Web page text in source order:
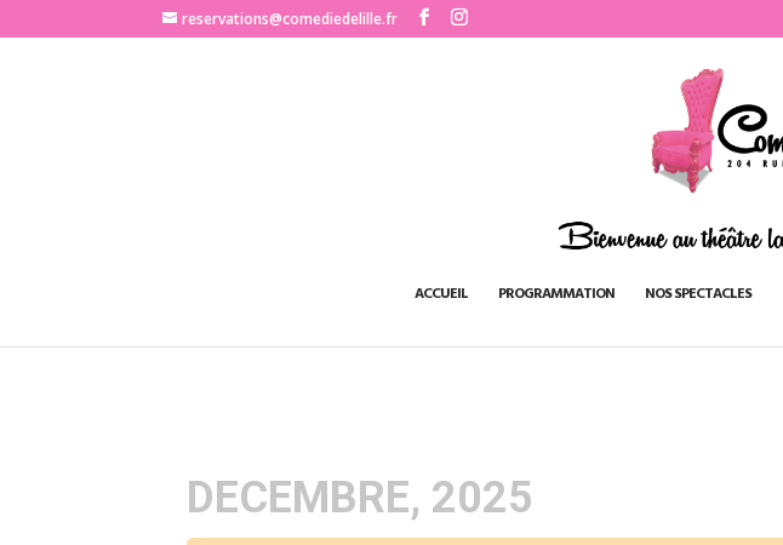
http://www.comediedelille.frreservations@comediedelille.fr
ACCUEIL PROGRAMMATION NOS SPECTACLES
DECEMBRE, 2025